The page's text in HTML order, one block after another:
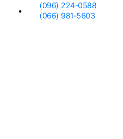
(096) 224-0588
(066) 981-5603